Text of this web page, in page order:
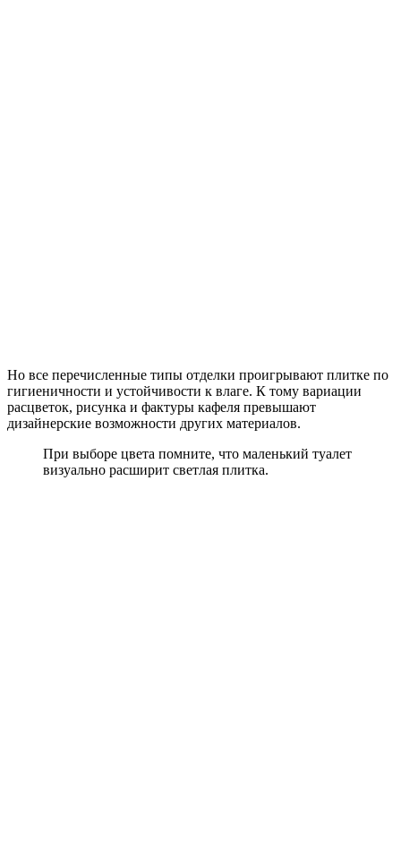
Но все перечисленные типы отделки проигрывают плитке по
гигиеничности и устойчивости к влаге. К тому вариации
расцветок, рисунка и фактуры кафеля превышают
дизайнерские возможности других материалов.
При выборе цвета помните, что маленький туалет
визуально расширит светлая плитка.